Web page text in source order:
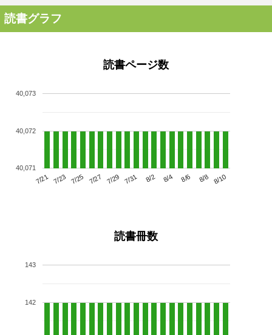
読書グラフ
読書ページ数
7/21 7/23 7/25 7/27 7/29 7/31 8/2 8/4 8/6 8/8 8/10
40,071
40,072
40,073
読書冊数
142
143